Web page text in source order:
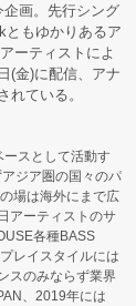
画。先行シング
ともゆかりあるア
ーティストによ
(金)に配信、アナ
れている。
スとして活動す
ジア圏の国々のパ
場は海外にまで広
アーティストのサ
各種BASS
レイスタイルには
スのみならず業界
、2019年には